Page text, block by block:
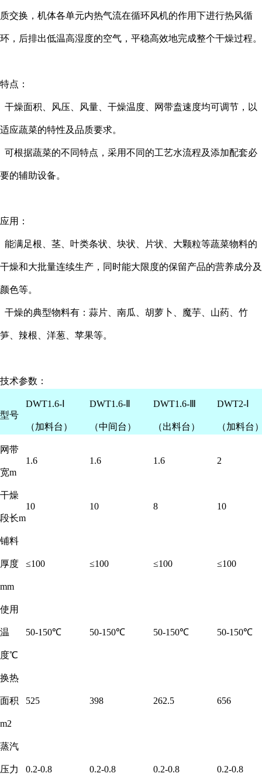
质交换，机体各单元内热气流在循环风机的作用下进行热风循
环，后排出低温高湿度的空气，平稳高效地完成整个干燥过程。
特点：
干燥面积、风压、风量、干燥温度、网带盍速度均可调节，以
适应蔬菜的特性及品质要求。
可根据蔬菜的不同特点，采用不同的工艺水流程及添加配套必
要的辅助设备。
应用：
能满足根、茎、叶类条状、块状、片状、大颗粒等蔬菜物料的
干燥和大批量连续生产，同时能大限度的保留产品的营养成分及
颜色等。
干燥的典型物料有：蒜片、南瓜、胡萝卜、魔芋、山药、竹
笋、辣根、洋葱、苹果等。
技术参数：
型号
DWT1.6-Ⅰ
（加料台）
DWT1.6-Ⅱ
（中间台）
DWT1.6-Ⅲ
（出料台）
DWT2-Ⅰ
（加料台
网带
宽m
1.6 1.6 1.6 2
干燥
段长m
10 10 8 10
铺料
厚度
mm
≤100 ≤100 ≤100 ≤100
使用
温
度℃
50-150℃ 50-150℃ 50-150℃ 50-150℃
换热
面积
m2
525 398 262.5 656
蒸汽
压力 0.2-0.8 0.2-0.8 0.2-0.8 0.2-0.8